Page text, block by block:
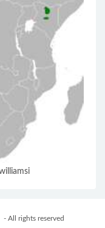
- All rights reserved